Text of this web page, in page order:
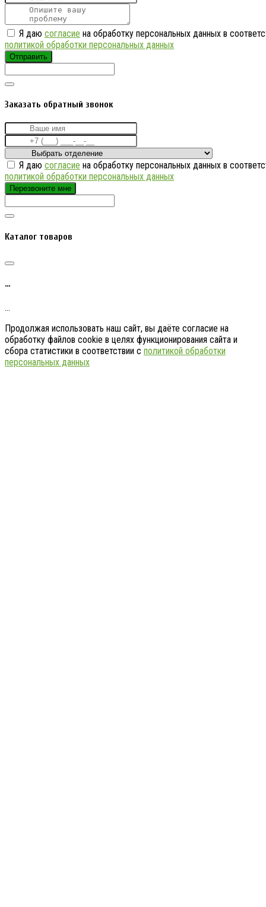
Я даю согласие на обработку персональных данных в
политикой обработки персональных данных
Отправить
Заказать обратный звонок
Я даю согласие на обработку персональных данных в
политикой обработки персональных данных
Перезвоните мне
Каталог товаров
…
…
Продолжая использовать наш сайт, вы даёте согласие на
обработку файлов cookie в целях функционирования сайта и
сбора статистики в соответствии с политикой обработки
персональных данных